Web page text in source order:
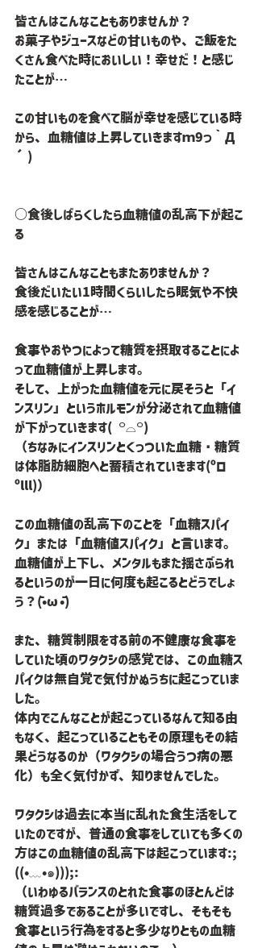
皆さんはこんなこともありませんか？
お菓子やジュースなどの甘いものや、ご飯をた
くさん食べた時においしい！幸せだ！と感じ
たことが…
この甘いものを食べて脳が幸せを感じている時
から、血糖値は上昇していきますｍ9っ｀Д
´)
○食後しばらくしたら血糖値の乱高下が起こ
る
皆さんはこんなこともまたありませんか？
食後だいたい1時間くらいしたら眠気や不快
感を感じることが…
食事やおやつによって糖質を摂取することによ
って血糖値が上昇します。
そして、上がった血糖値を元に戻そうと「イ
ンスリン」というホルモンが分泌されて血糖値
が下がっていきます( ꒪⌓꒪)
（ちなみにインスリンとくっついた血糖・糖質
は体脂肪細胞へと蓄積されていきます(ºロ
ºlll)）
この血糖値の乱高下のことを「血糖スパイ
ク」または「血糖値スパイク」と言います。
血糖値が上下し、メンタルもまた揺さぶられ
るというのが一日に何度も起こるとどうでしょ
う？(¯•ω•¯)
また、糖質制限をする前の不健康な食事を
していた頃のワタクシの感覚では、この血糖ス
パイクは無自覚で気付かぬうちに起こっていま
した。
体内でこんなことが起こっているなんて知る由
もなく、起こっていることもその原理もその結
果どうなるのか（ワタクシの場合うつ病の悪
化）も全く気付かず、知りませんでした。
ワタクシは過去に本当に乱れた食生活をして
いたのですが、普通の食事をしていても多くの
方はこの血糖値の乱高下は起こっています:;
((•﹏•๑)));:
（いわゆるバランスのとれた食事のほとんどは
糖質過多であることが多いですし、そもそも
食事という行為をすると多少なりともの血糖